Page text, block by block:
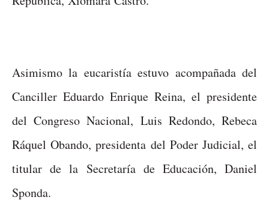
Asimismo la eucaristía estuvo acompañada del
Canciller Eduardo Enrique Reina, el presidente
del Congreso Nacional, Luis Redondo, Rebeca
Ráquel Obando, presidenta del Poder Judicial, el
titular de la Secretaría de Educación, Daniel
Sponda.